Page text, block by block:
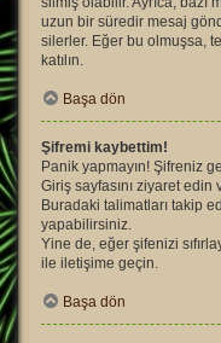
uzun bir süredir mesaj
silerler. Eğer bu olmuşsa,
katılın.
Başa dön
Şifremi kaybettim!
Panik yapmayın! Şifreniz
Giriş sayfasını ziyaret edin
Buradaki talimatları takip
yapabilirsiniz.
Yine de, eğer şifenizi
ile iletişime geçin.
Başa dön